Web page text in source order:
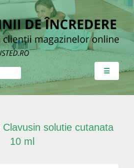
☰
Clavusin solutie cutanata
10 ml